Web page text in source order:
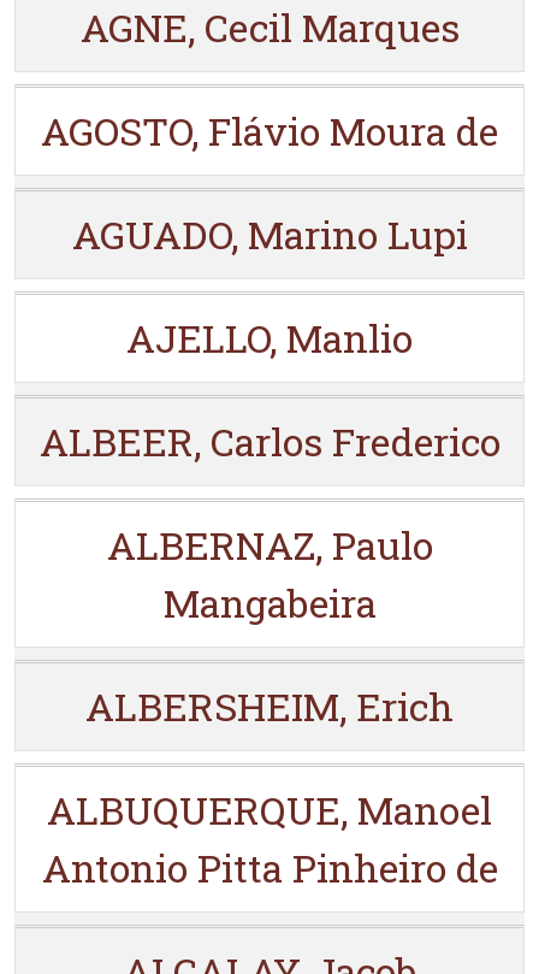
AGNE, Cecil Marques
AGOSTO, Flávio Moura de
AGUADO, Marino Lupi
AJELLO, Manlio
ALBEER, Carlos Frederico
ALBERNAZ, Paulo
Mangabeira
ALBERSHEIM, Erich
ALBUQUERQUE, Manoel
Antonio Pitta Pinheiro de